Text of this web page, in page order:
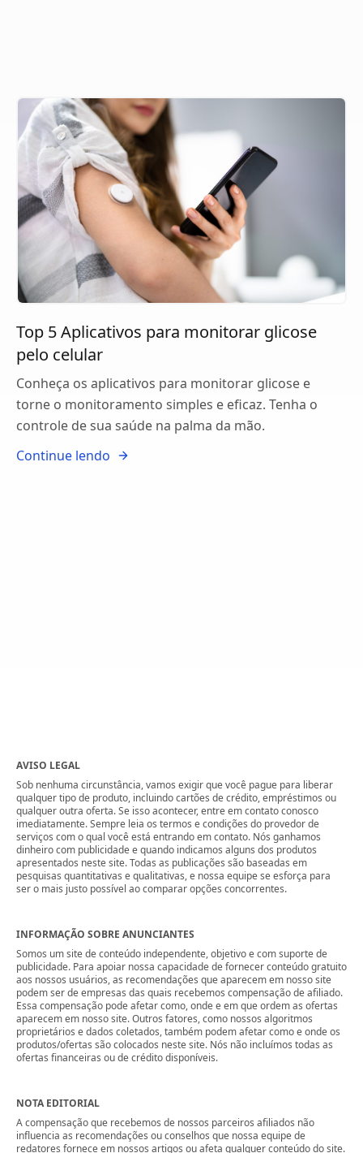
Top 5 Aplicativos para monitorar glicose
pelo celular
Conheça os aplicativos para monitorar glicose e
torne o monitoramento simples e eficaz. Tenha o
controle de sua saúde na palma da mão.
Continue lendo
AVISO LEGAL
Sob nenhuma circunstância, vamos exigir que você pague para liberar
qualquer tipo de produto, incluindo cartões de crédito, empréstimos ou
qualquer outra oferta. Se isso acontecer, entre em contato conosco
imediatamente. Sempre leia os termos e condições do provedor de
serviços com o qual você está entrando em contato. Nós ganhamos
dinheiro com publicidade e quando indicamos alguns dos produtos
apresentados neste site. Todas as publicações são baseadas em
pesquisas quantitativas e qualitativas, e nossa equipe se esforça para
ser o mais justo possível ao comparar opções concorrentes.
INFORMAÇÃO SOBRE ANUNCIANTES
Somos um site de conteúdo independente, objetivo e com suporte de
publicidade. Para apoiar nossa capacidade de fornecer conteúdo gratuito
aos nossos usuários, as recomendações que aparecem em nosso site
podem ser de empresas das quais recebemos compensação de afiliado.
Essa compensação pode afetar como, onde e em que ordem as ofertas
aparecem em nosso site. Outros fatores, como nossos algoritmos
proprietários e dados coletados, também podem afetar como e onde os
produtos/ofertas são colocados neste site. Nós não incluímos todas as
ofertas financeiras ou de crédito disponíveis.
NOTA EDITORIAL
A compensação que recebemos de nossos parceiros afiliados não
influencia as recomendações ou conselhos que nossa equipe de
redatores fornece em nossos artigos ou afeta qualquer conteúdo do site.